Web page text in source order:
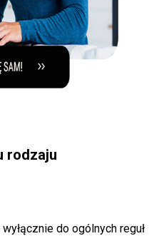
rodzaju
do ogólnych reguł